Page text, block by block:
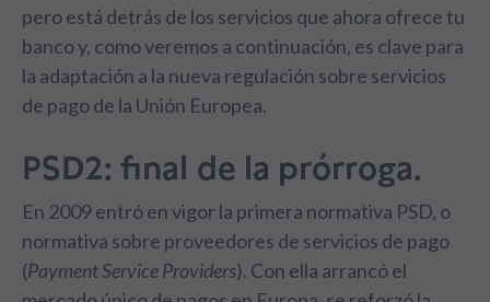
pero está detrás de los servicios que ahora ofrece tu
banco y, como veremos a continuación, es clave para
la adaptación a la nueva regulación sobre servicios
de pago de la Unión Europea.
PSD2: final de la prórroga.
En 2009 entró en vigor la primera normativa PSD, o
normativa sobre proveedores de servicios de pago
(Payment Service Providers). Con ella arrancó el